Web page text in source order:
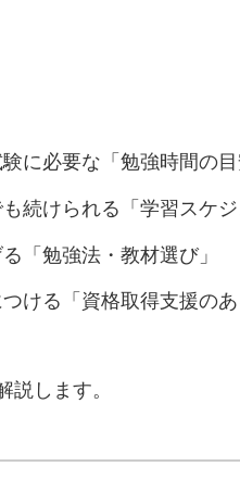
に必要な「勉強時間の目
続けられる「学習スケジ
「勉強法・教材選び」
ける「資格取得支援のあ
説します。